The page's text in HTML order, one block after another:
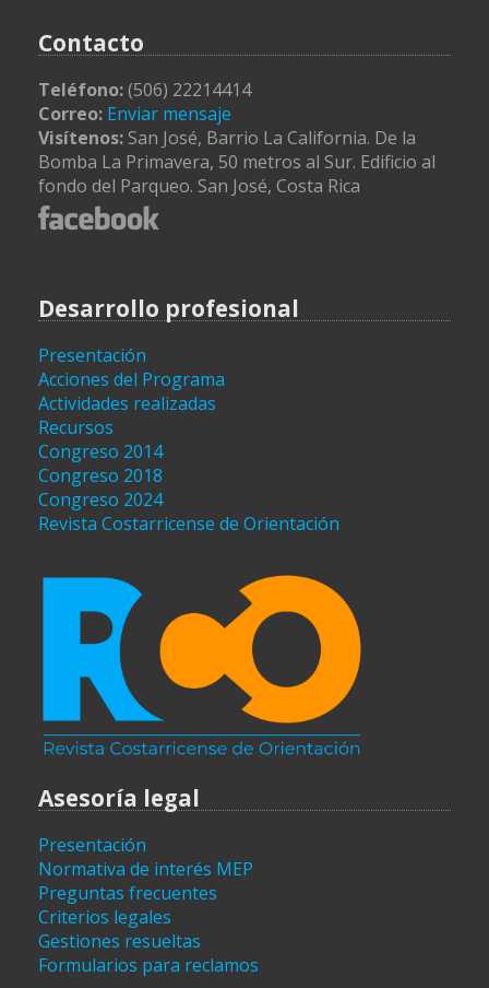
Contacto
Teléfono:(506) 22214414
Correo: Enviar mensaje
Visítenos: San José, Barrio La California. De la
Bomba La Primavera, 50 metros al Sur. Edificio al
fondo del Parqueo. San José, Costa Rica
Desarrollo profesional
Presentación
Acciones del Programa
Actividades realizadas
Recursos
Congreso 2014
Congreso 2018
Congreso 2024
Revista Costarricense de Orientación
Asesoría legal
Presentación
Normativa de interés MEP
Preguntas frecuentes
Criterios legales
Gestiones resueltas
Formularios para reclamos